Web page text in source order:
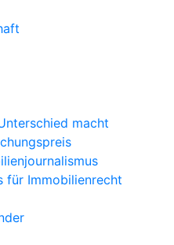
macht
für Immobilienrecht